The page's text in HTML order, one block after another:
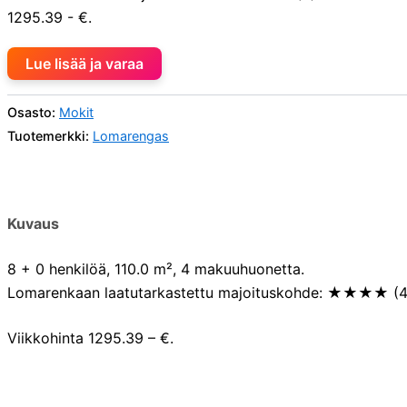
1295.39 - €.
Lue lisää ja varaa
Osasto: Mokit
Tuotemerkki: Lomarengas
Kuvaus
8 + 0 henkilöä, 110.0 m², 4 makuuhuonetta.
Lomarenkaan laatutarkastettu majoituskohde: ★★★★
Viikkohinta 1295.39 – €.